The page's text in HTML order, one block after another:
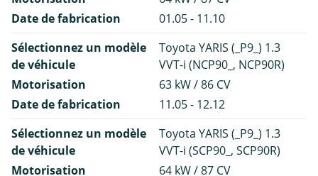
Date de fabrication
01.05 - 11.10
Sélectionnez un modèle
de véhicule
Toyota YARIS (_P9_) 1.3
VVT-i (NCP90_, NCP90R)
Motorisation
63 kW / 86 CV
Date de fabrication
11.05 - 12.12
Sélectionnez un modèle
de véhicule
Toyota YARIS (_P9_) 1.3
VVT-i (SCP90_, SCP90R)
Motorisation
64 kW / 87 CV